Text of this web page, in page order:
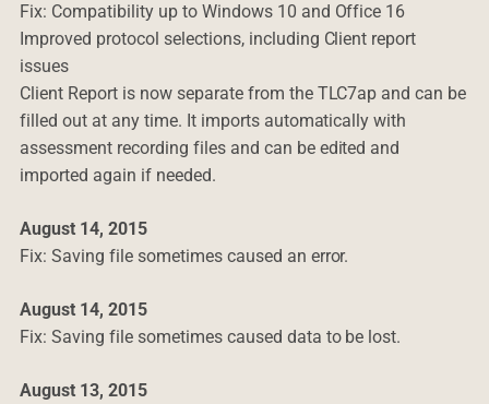
Fix: Compatibility up to Windows 10 and Office 16
Improved protocol selections, including Client report
issues
Client Report is now separate from the TLC7ap and can be
filled out at any time. It imports automatically with
assessment recording files and can be edited and
imported again if needed.
August 14, 2015
Fix: Saving file sometimes caused an error.
August 14, 2015
Fix: Saving file sometimes caused data to be lost.
August 13, 2015